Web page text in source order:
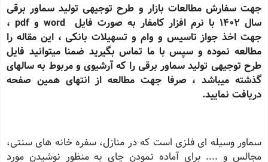
جهت سفارش مطالعات بازار و طرح توجیهی تولید سماور برقی
سال 1402 با نرم افزار کامفار به صورت فایل word و pdf ،
جهت اخذ جواز تاسیس و وام و تسهیلات بانکی ، این مقاله را
مطالعه نموده و سپس با ما تماس بگیرید ضمنا میتوانید فایل
طرح توجیهی تولید سماور برقی را که آرشیوی و مربوط به سالهای
گذشته میباشد ، صرفا جهت مطالعه از انتهای همین صفحه
دریافت نمایید.
سماور وسیله ای فلزی است که در منازل، سفره خانه های سنتی،
مجالس و .... برای آماده نمودن چای به منظور نوشیدن مورد